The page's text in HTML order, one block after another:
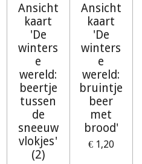
Ansicht
kaart
'De
winters
e
wereld:
beertje
tussen
de
sneeuw
vlokjes'
(2)
Ansicht
kaart
'De
winters
e
wereld:
bruintje
beer
met
brood'
€ 1,20